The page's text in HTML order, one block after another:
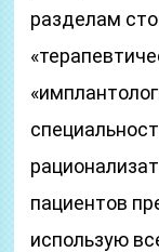
разделам
пациентов
использую